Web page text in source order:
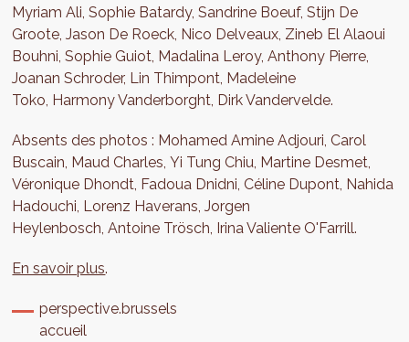
Myriam Ali, Sophie Batardy, Sandrine Boeuf, Stijn De
Groote, Jason De Roeck, Nico Delveaux, Zineb El Alaoui
Bouhni, Sophie Guiot, Madalina Leroy, Anthony Pierre,
Joanan Schroder, Lin Thimpont, Madeleine
Toko, Harmony Vanderborght, Dirk Vandervelde.
Absents des photos : Mohamed Amine Adjouri, Carol
Buscain, Maud Charles, Yi Tung Chiu, Martine Desmet,
Véronique Dhondt, Fadoua Dnidni, Céline Dupont, Nahida
Hadouchi, Lorenz Haverans, Jorgen
Heylenbosch, Antoine Trösch, Irina Valiente O'Farrill.
En savoir plus.
perspective.brussels
accueil